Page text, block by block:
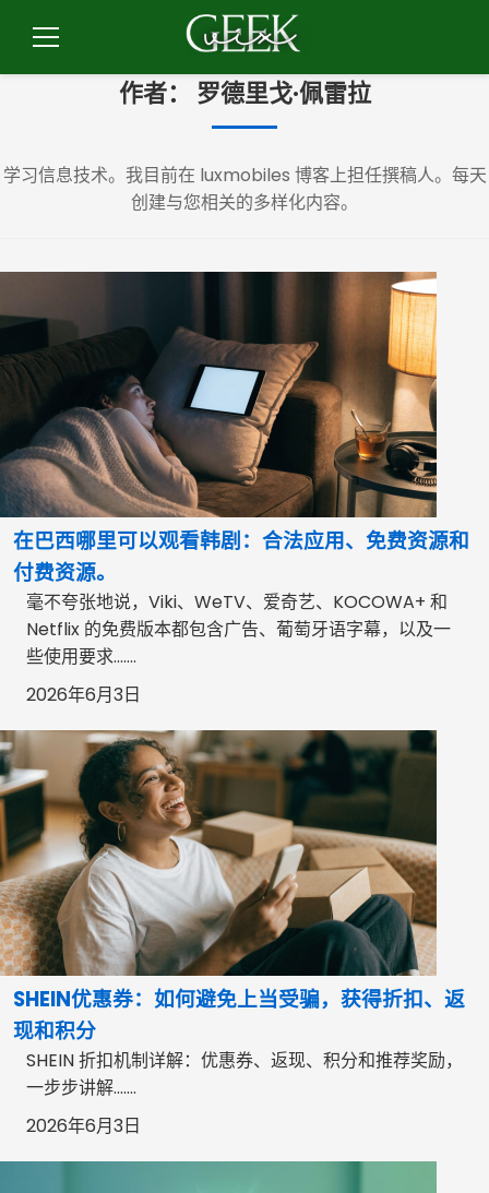
菜
作者： 罗德里戈·佩雷拉
学习信息技术。我目前在 luxmobiles 博客上担任撰稿人。每天
创建与您相关的多样化内容。
在巴西哪里可以观看韩剧：合法应用、免费资源和
付费资源。
毫不夸张地说，Viki、WeTV、爱奇艺、KOCOWA+ 和
Netflix 的免费版本都包含广告、葡萄牙语字幕，以及一
些使用要求…….
2026年6月3日
SHEIN优惠券：如何避免上当受骗，获得折扣、返
现和积分
SHEIN 折扣机制详解：优惠券、返现、积分和推荐奖励，
一步步讲解…….
2026年6月3日